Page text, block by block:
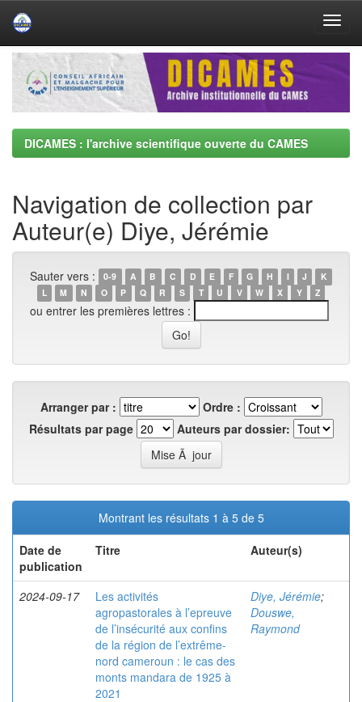
Skip
navigation
DICAMES : l'archive scientifique ouverte du CAMES
Navigation de collection par
Auteur(e) Diye, Jérémie
Sauter vers : 0-9 A B C D E F G H I J
K
L
M N O P Q R S T U V W X Y Z
ou entrer les premières lettres :
Arranger par :
Ordre :
Résultats par page
Auteurs par dossier:
Montrant les résultats 1 à 5 de 5
Date de
publication
Titre Auteur(s)
2024-09-17
Les activités
agropastorales à l’epreuve
de l’insécurité aux confins
de la région de l’extrême-
nord cameroun : le cas des
monts mandara de 1925 à
2021
Diye, Jérémie;
Douswe,
Raymond